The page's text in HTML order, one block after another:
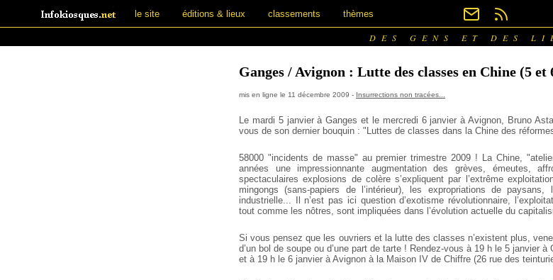
le site éditions & lieux classements thèmes
DES GENS ET DES
Ganges / Avignon : Lutte des classes en Chine (5
mis en ligne le 11 décembre 2009 - Insurrections non tracées...
Le mardi 5 janvier à Ganges et le mercredi 6 janvier à Avignon, Bruno
vous de son dernier bouquin : "Luttes de classes dans la Chine des
58000 "incidents de masse" au premier trimestre 2009 ! La Chine,
années une impressionnante augmentation des grèves, émeutes,
spectaculaires explosions de colère s’expliquent par l’extrême
mingongs (sans-papiers de l’intérieur), les expropriations de
industrielle... Il n’est pas ici question d’exotisme révolutionnaire,
tout comme les nôtres, sont impliquées dans l’évolution actuelle du
Si vous pensez que les ouvriers et la lutte des classes n’existent plus,
d’un bol de soupe ou d’une part de tarte ! Rendez-vous à 19 h le 5 janvier à
et à 19 h le 6 janvier à Avignon à la Maison IV de Chiffre (26 rue des